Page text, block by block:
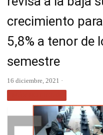
crecimiento
5,8% a tenor de
semestre
16 diciembre, 2021 ·